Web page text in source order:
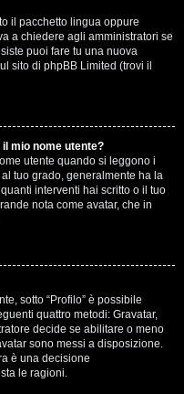
il pacchetto lingua oppure
a chiedere agli amministratori se
puoi fare tu una nuova
sito di phpBB Limited (trovi il
mio nome utente?
utente quando si leggono i
tuo grado, generalmente ha la
interventi hai scritto o il tuo
nota come avatar, che in
sotto “Profilo” è possibile
quattro metodi: Gravatar,
decide se abilitare o meno
sono messi a disposizione.
è una decisione
le ragioni.